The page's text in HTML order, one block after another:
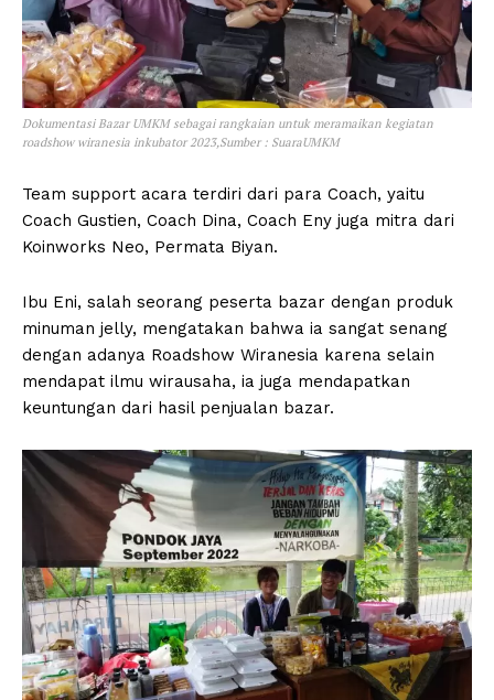
Dokumentasi Bazar UMKM sebagai rangkaian untuk meramaikan kegiatan
roadshow wiranesia inkubator 2023,Sumber : SuaraUMKM
Team support acara terdiri dari para Coach, yaitu
Coach Gustien, Coach Dina, Coach Eny juga mitra dari
Koinworks Neo, Permata Biyan.
Ibu Eni, salah seorang peserta bazar dengan produk
minuman jelly, mengatakan bahwa ia sangat senang
dengan adanya Roadshow Wiranesia karena selain
mendapat ilmu wirausaha, ia juga mendapatkan
keuntungan dari hasil penjualan bazar.